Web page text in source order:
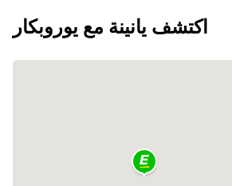
اكتشف يانينة مع يوروبكار